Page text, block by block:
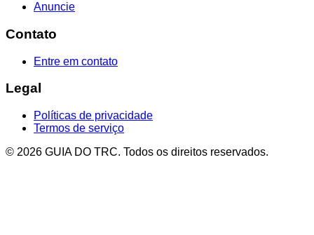
Anuncie
Contato
Entre em contato
Legal
Políticas de privacidade
Termos de serviço
© 2026 GUIA DO TRC. Todos os direitos reservados.